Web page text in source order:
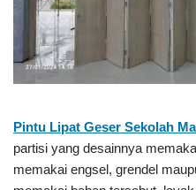
Pintu Lipat Geser Sekolah
partisi yang desainnya
memakai engsel, grendel